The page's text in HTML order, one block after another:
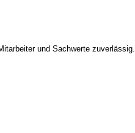
und Sachwerte zuverlässig.